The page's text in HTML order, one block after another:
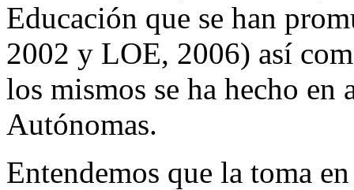
Educación que se han
2002 y LOE, 2006) así
los mismos se ha hecho en
Autónomas.
Entendemos que la toma